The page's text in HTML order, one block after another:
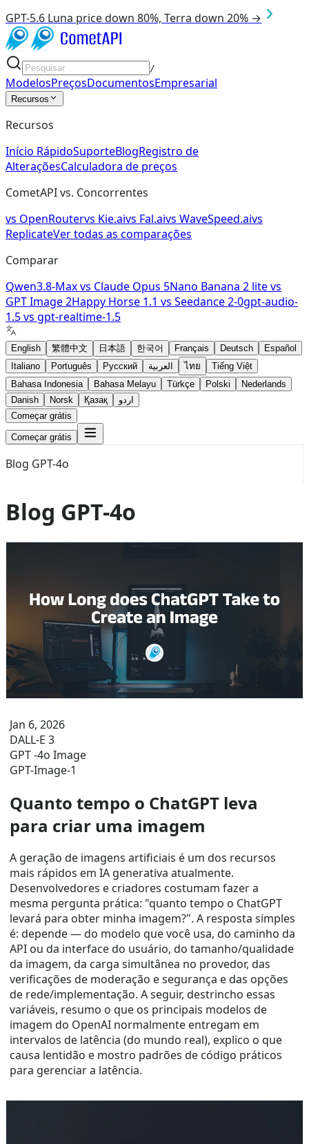
GPT-5.6 Luna price down 80%, Terra down 20% →
/
ModelosPreçosDocumentosEmpresarial
Recursos
Recursos
Início RápidoSuporteBlogRegistro de
AlteraçõesCalculadora de preços
CometAPI vs. Concorrentes
vs OpenRoutervs Kie.aivs Fal.aivs WaveSpeed.aivs
ReplicateVer todas as comparações
Comparar
Qwen3.8-Maxvs Claude Opus 5Nano Banana 2 litevs
GPT Image 2Happy Horse 1.1 vs Seedance 2-0gpt-audio-
1.5vs gpt-realtime-1.5
English 繁體中文 日本語 한국어 Français Deutsch
Español
Italiano
Português Русский العربية ไทย
Tiếng Việt
Bahasa Indonesia
Bahasa Melayu Türkçe Polski
Nederlands
Danish
Norsk Қазақ
اردو
Começar grátis
Começar grátis
Blog GPT-4o
Blog GPT-4o
Jan 6, 2026
DALL-E 3
GPT -4o Image
GPT-Image-1
Quanto tempo o ChatGPT leva
para criar uma imagem
A geração de imagens artificiais é um dos recursos
mais rápidos em IA generativa atualmente.
Desenvolvedores e criadores costumam fazer a
mesma pergunta prática: "quanto tempo o ChatGPT
levará para obter minha imagem?". A resposta simples
é: depende — do modelo que você usa, do caminho da
API ou da interface do usuário, do tamanho/qualidade
da imagem, da carga simultânea no provedor, das
verificações de moderação e segurança e das opções
de rede/implementação. A seguir, destrincho essas
variáveis, resumo o que os principais modelos de
imagem do OpenAI normalmente entregam em
intervalos de latência (do mundo real), explico o que
causa lentidão e mostro padrões de código práticos
para gerenciar a latência.